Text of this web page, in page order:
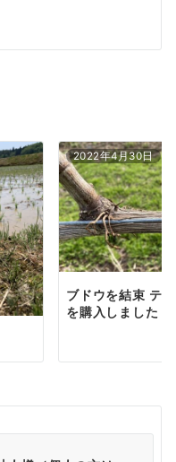
2022年4月30日
ブドウを結束 テ
を購入しました